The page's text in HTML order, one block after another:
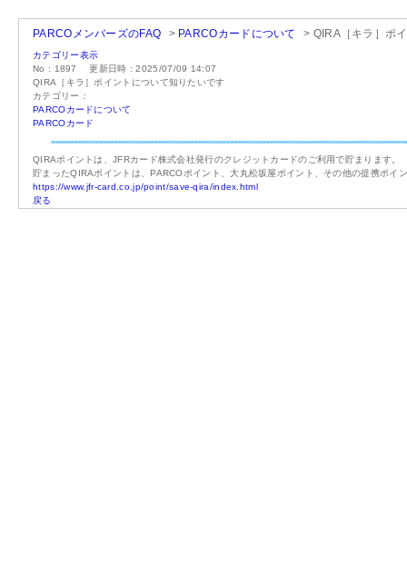
PARCOメンバーズのFAQ > PARCOカードについて > QIRA［キラ］ポ
カテゴリー表示
No : 1897
更新日時 : 2025/07/09 14:07
QIRA［キラ］ポイントについて知りたいです
カテゴリー：
PARCOカードについて
PARCOカード
QIRAポイントは、JFRカード株式会社発行のクレジットカードのご利用で貯まります。
貯まったQIRAポイントは、PARCOポイント、大丸松坂屋ポイント、その他の提携ポ
https://www.jfr-card.co.jp/point/save-qira/index.html
戻る